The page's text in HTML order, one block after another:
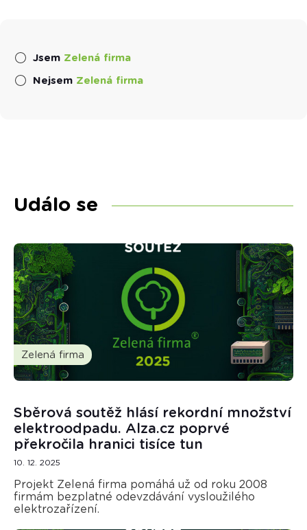
Jsem Zelená firma
Nejsem Zelená firma
Událo se
Zelená firma
Sběrová soutěž hlásí rekordní množství
elektroodpadu. Alza.cz poprvé
překročila hranici tisíce tun
10. 12. 2025
Projekt Zelená firma pomáhá už od roku 2008
firmám bezplatné odevzdávání vysloužilého
elektrozařízení.